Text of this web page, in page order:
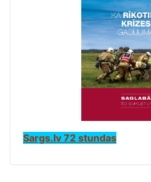
Sargs.lv 72 stundas